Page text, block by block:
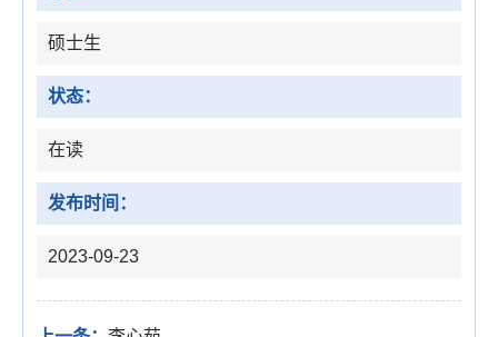
硕士生
状态：
在读
发布时间：
2023-09-23